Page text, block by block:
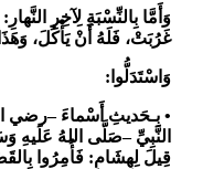
وَأَمَّا بِالنِّسْبَةِ لِآخِرِ النَّهارِ:
غَرُبَتْ، فَلَهُ أَنْ يَأْكُلَ،
وَاسْتَدَلُّوا:
• بِـحَديثِ أَسْماءَ –رضي
النَّبِيِّ –صَلَّى اللهُ
قِيلَ لِهِشَامٍ: فَأُمِرُوا